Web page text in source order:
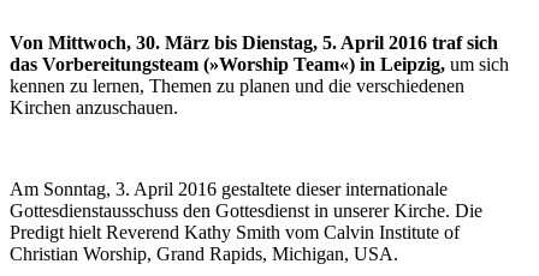
Von Mittwoch, 30. März bis Dienstag, 5. April 2016 traf sich
das Vorbereitungsteam (»Worship Team«) in Leipzig, um sich
kennen zu lernen, Themen zu planen und die verschiedenen
Kirchen anzuschauen.
Am Sonntag, 3. April 2016 gestaltete dieser internationale
Gottesdienstausschuss den Gottesdienst in unserer Kirche. Die
Predigt hielt Reverend Kathy Smith vom Calvin Institute of
Christian Worship, Grand Rapids, Michigan, USA.